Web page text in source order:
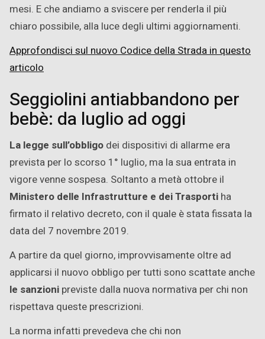
mesi. E che andiamo a sviscere per renderla il più
chiaro possibile, alla luce degli ultimi aggiornamenti.
Approfondisci sul nuovo Codice della Strada in questo
articolo
Seggiolini antiabbandono per
bebè: da luglio ad oggi
La legge sull’obbligo dei dispositivi di allarme era
prevista per lo scorso 1° luglio, ma la sua entrata in
vigore venne sospesa. Soltanto a metà ottobre il
Ministero delle Infrastrutture e dei Trasporti ha
firmato il relativo decreto, con il quale è stata fissata la
data del 7 novembre 2019.
A partire da quel giorno, improvvisamente oltre ad
applicarsi il nuovo obbligo per tutti sono scattate anche
le sanzioni previste dalla nuova normativa per chi non
rispettava queste prescrizioni.
La norma infatti prevedeva che chi non